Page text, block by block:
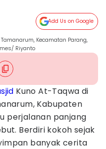
Add Us on Google
Kecamatan Parang,
Riyanto
Kuno At-Taqwa di
Kabupaten
perjalanan panjang
Berdiri kokoh sejak
banyak cerita